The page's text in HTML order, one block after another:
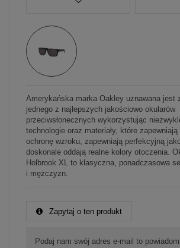
Amerykańska marka Oakley uznawana jest
jednego z najlepszych jakościowo okularów
przeciwsłonecznych wykorzystując
technologie oraz materiały, które
ochronę wzroku, zapewniają perfekcyjną
doskonale oddają realne kolory otoczenia.
Holbrook XL to klasyczna, ponadczasowa
i mężczyzn.
Zapytaj o ten produkt
Podaj nam swój adres e-mail to